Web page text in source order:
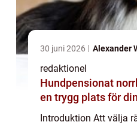
30 juni 2026 Alexander
redaktionel
Hundpensionat norrköping
en trygg plats för
Introduktion Att välja